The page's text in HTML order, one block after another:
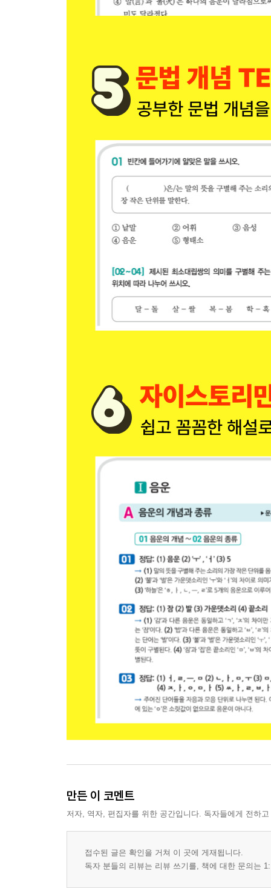
만든 이 코멘트
저자, 역자, 편집자를 위한 공간입니다. 독자들에게 전하
접수된 글은 확인을 거쳐 이 곳에 게재됩니다.
독자 분들의 리뷰는 리뷰 쓰기를, 책에 대한 문의는